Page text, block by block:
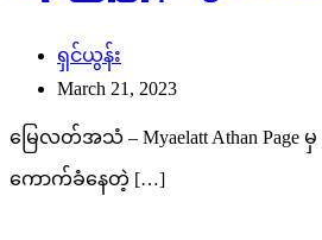
ရှင်ယွန်း
March 21, 2023
မြေလတ်အသံ – Myaelatt Athan
ကောက်ခံနေတဲ့ […]